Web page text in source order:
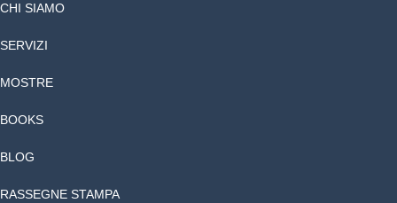
CHI SIAMO
SERVIZI
MOSTRE
BOOKS
BLOG
RASSEGNE STAMPA